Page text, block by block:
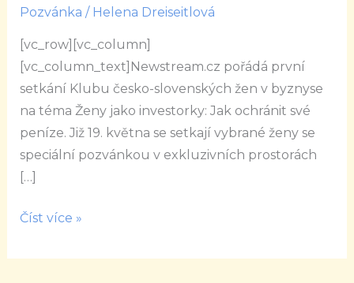
Pozvánka / Helena Dreiseitlová
[vc_row][vc_column]
[vc_column_text]Newstream.cz pořádá první
setkání Klubu česko-slovenských žen v byznyse
na téma Ženy jako investorky: Jak ochránit své
peníze. Již 19. května se setkají vybrané ženy se
speciální pozvánkou v exkluzivních prostorách
[…]
Jak
ochránit
svoje
peníze
Číst více »